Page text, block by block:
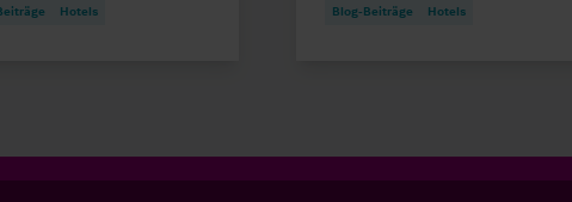
Hotels Blog-Beiträge Hotels